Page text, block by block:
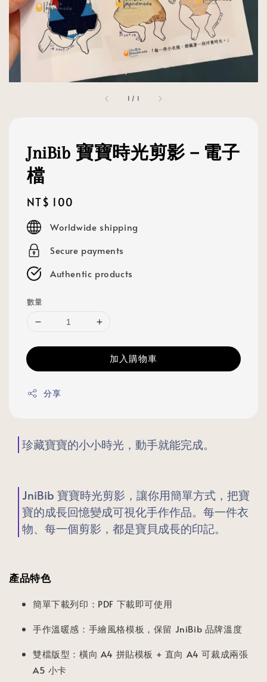
1 / 1
JniBib 寶寶時光剪影－電子
檔
Regular
price
NT$ 100
Worldwide shipping
Secure payments
Authentic products
數量
加入購物車
分享
珍藏寶寶的小小時光，動手就能完成。
JniBib 寶寶時光剪影，讓你用簡單方式，把寶
寶的成長回憶變成可視化手作作品。每一件衣
物、每一個剪影，都是寶貝成長的印記。
產品特色
簡單下載列印：PDF 下載即可使用
手作溫暖感：手繪風格模板，保留 JniBib 品牌溫度
雙檔版型：橫向 A4 拼貼模板 + 直向 A4 可裁成兩張
A5 小卡